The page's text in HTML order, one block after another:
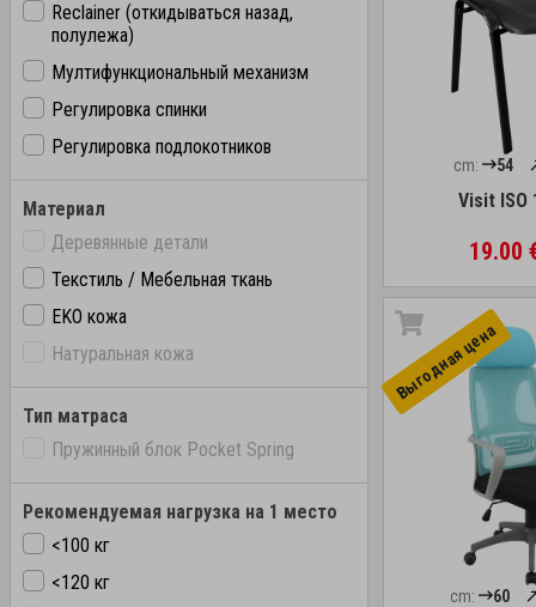
Reclainer (откидываться назад,
полулежа)
Мултифункциональный механизм
Регулировка спинки
Регулировка подлокотников
Материал
Деревянные детали
Текстиль / Мебельная ткань
EKO кожа
Натуральная кожа
Тип матраса
Пружинный блок Pocket Spring
Рекомендуемая нагрузка на 1 место
<100 кг
<120 кг
cm: 54
Visit ISO
19.00
Выгоднaя цена
cm: 60